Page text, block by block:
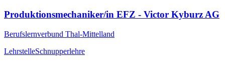
Produktionsmechaniker/in EFZ - Victor Kyburz AG
Berufslernverbund Thal-Mittelland
LehrstelleSchnupperlehre